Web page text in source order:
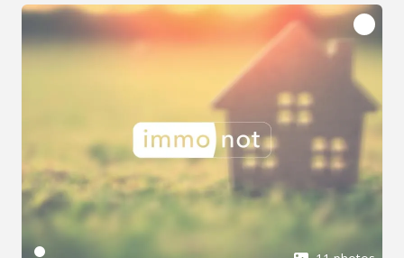
800m de la plage.